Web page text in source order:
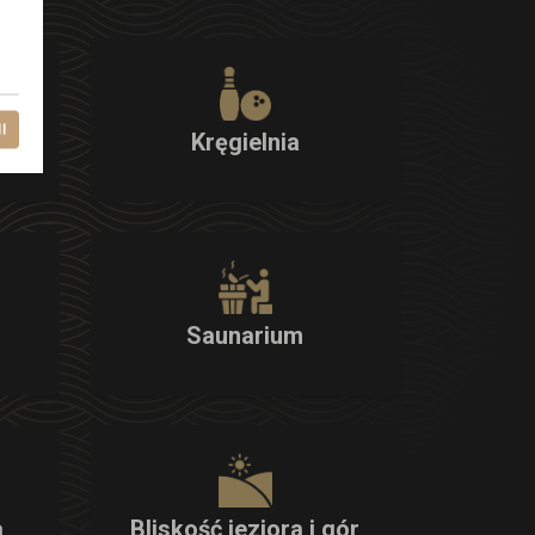
Kręgielnia
Saunarium
Bliskość jeziora i gór